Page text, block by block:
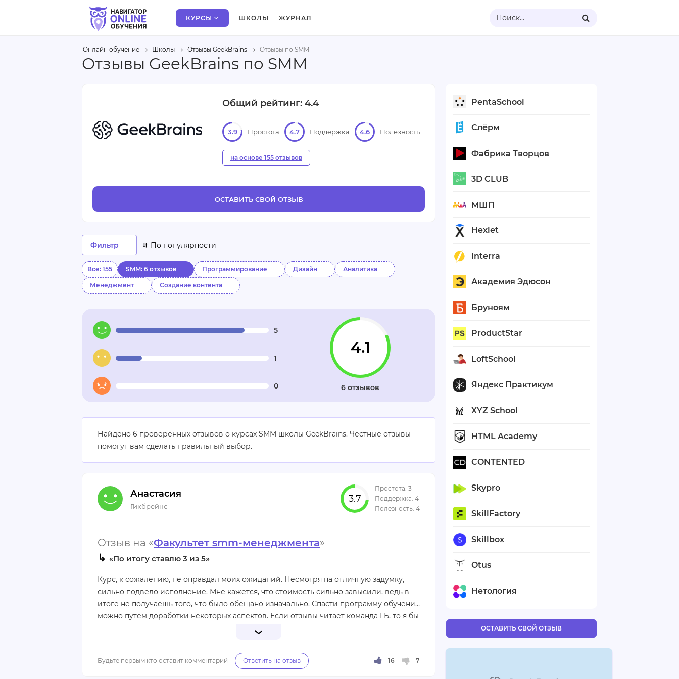
КУРСЫ ШКОЛЫ ЖУРНАЛ Поиск...
Онлайн обучение Школы Отзывы GeekBrains Отзывы по SMM
Отзывы GeekBrains по SMM
Найдено 6 проверенных отзывов о курсах SMM школы GeekBrains. Честные отзывы
помогут вам сделать правильный выбор.
Анастасия
Гикбрейнс
3.7
Отзыв на «Факультет smm-менеджмента»
↳ «По итогу ставлю 3 из 5»
Курс, к сожалению, не оправдал моих ожиданий. Несмотря на отличную задумку,
сильно подвело исполнение. Мне кажется, что стоимость сильно завысили, ведь в
итоге не получаешь того, что было обещано изначально. Спасти программу обучения
можно путем доработки некоторых аспектов. Если отзывы читает команда ГБ, то я бы
советовала скопировать некоторые передовые наработки зарубежных онлайн-
не хватило реальной стажировки, на которой была бы предусмотрена возможность
самостоятельно запустить рекламу. Этот момент распишу более подробно.
этом всей группе дается один и тот же проект. Само собой разумеется, что связаться
с заказчиком невозможно. Ирония в том, что передо мной поставили задачу, которая
Общий рейтинг: 4.4
3.9 Простота 4.7 Поддержка 4.6 Полезность
на основе 155 отзывов
ОСТАВИТЬ СВОЙ ОТЗЫВ
Фильтр По популярности
Все: 155 SMM: 6 отзывов Программирование Дизайн Аналитика
Менеджмент Создание контента
5
1
0
4.1
6 отзывов
PentaSchool
Слёрм
Фабрика Творцов
3D CLUB
МШП
Hexlet
Interra
Академия Эдюсон
Бруноям
ProductStar
LoftSchool
Яндекс Практикум
XYZ School
HTML Academy
CONTENTED
Skypro
SkillFactory
Skillbox
Otus
Нетология
ОСТАВИТЬ СВОЙ ОТЗЫВ